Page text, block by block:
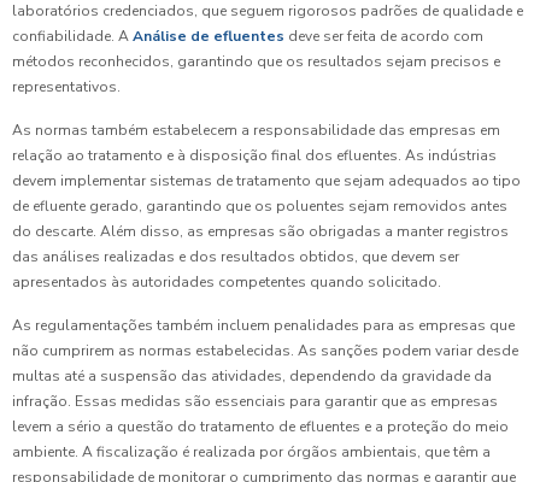
laboratórios credenciados, que seguem rigorosos padrões de qualidade e
confiabilidade. AAnálise de efluentes deve ser feita de acordo com
métodos reconhecidos, garantindo que os resultados sejam precisos e
representativos.
As normas também estabelecem a responsabilidade das empresas em
relação ao tratamento e à disposição final dos efluentes. As indústrias
devem implementar sistemas de tratamento que sejam adequados ao tipo
de efluente gerado, garantindo que os poluentes sejam removidos antes
do descarte. Além disso, as empresas são obrigadas a manter registros
das análises realizadas e dos resultados obtidos, que devem ser
apresentados às autoridades competentes quando solicitado.
As regulamentações também incluem penalidades para as empresas que
não cumprirem as normas estabelecidas. As sanções podem variar desde
multas até a suspensão das atividades, dependendo da gravidade da
infração. Essas medidas são essenciais para garantir que as empresas
levem a sério a questão do tratamento de efluentes e a proteção do meio
ambiente. A fiscalização é realizada por órgãos ambientais, que têm a
responsabilidade de monitorar o cumprimento das normas e garantir que